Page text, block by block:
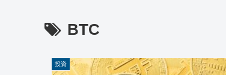
BTC
投資